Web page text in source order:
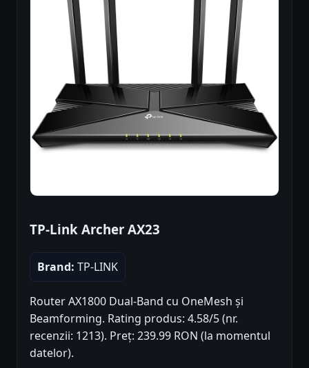
TP-Link Archer AX23
Brand: TP-LINK
Router AX1800 Dual-Band cu OneMesh și
Beamforming. Rating produs: 4.58/5 (nr.
recenzii: 1213). Preț: 239.99 RON (la momentul
datelor).